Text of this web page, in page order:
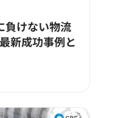
負けない物流
新成功事例と